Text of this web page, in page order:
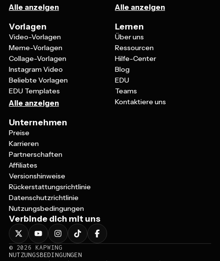
Alle anzeigen Alle anzeigen
Vorlagen
Video-Vorlagen
Meme-Vorlagen
Collage-Vorlagen
Instagram Video
Beliebte Vorlagen
EDU Templates
Alle anzeigen
Lernen
Über uns
Ressourcen
Hilfe-Center
Blog
EDU
Teams
Kontaktiere uns
Unternehmen
Preise
Karrieren
Partnerschaften
Affiliates
Versionshinweise
Rückerstattungsrichtlinie
Datenschutzrichtlinie
Nutzungsbedingungen
Verbinde dich mit uns
© 2026
KAPWING
NUTZUNGSBEDINGUNGEN